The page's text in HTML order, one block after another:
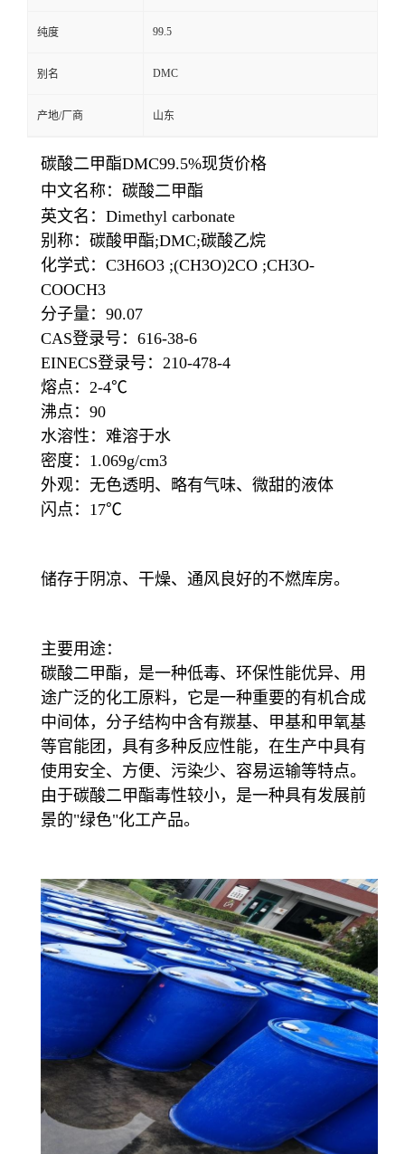
纯度 99.5
别名 DMC
产地/厂商 山东
碳酸二甲酯DMC99.5%现货价格
中文名称：碳酸二甲酯
英文名：Dimethyl carbonate
别称：碳酸甲酯;DMC;碳酸乙烷
化学式：C3H6O3 ;(CH3O)2CO ;CH3O-
COOCH3
分子量：90.07
CAS登录号：616-38-6
EINECS登录号：210-478-4
熔点：2-4℃
沸点：90
水溶性：难溶于水
密度：1.069g/cm3
外观：无色透明、略有气味、微甜的液体
闪点：17℃
储存于阴凉、干燥、通风良好的不燃库房。
主要用途：
碳酸二甲酯，是一种低毒、环保性能优异、用
途广泛的化工原料，它是一种重要的有机合成
中间体，分子结构中含有羰基、甲基和甲氧基
等官能团，具有多种反应性能，在生产中具有
使用安全、方便、污染少、容易运输等特点。
由于碳酸二甲酯毒性较小，是一种具有发展前
景的"绿色"化工产品。